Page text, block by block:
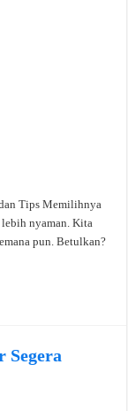
Tips Memilihnya
nyaman. Kita
pun. Betulkan?
Segera